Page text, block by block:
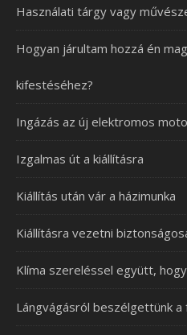
Használati tárgy vagy
Hogyan járultam hozzá én
kifestéséhez?
Ingázás az új elektromos
Izgalmas út a kiállításra
Kiállítás után vár a házimunka
Kiállításra vezetni
Klíma szereléssel együtt,
Lángvágásról beszélgettünk